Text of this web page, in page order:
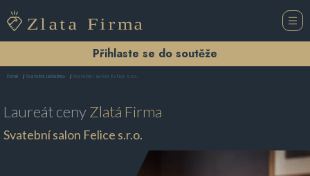
Přihlaste se do soutěže
Domů Svatební salón Brno Svatební salon Felice s.r.o.
Laureát cenyZlatá Firma
Svatební salon Felice s.r.o.